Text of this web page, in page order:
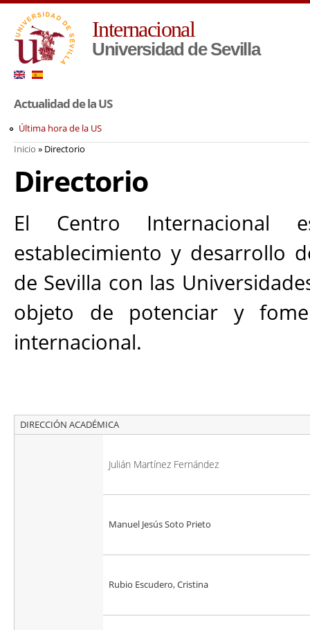
Internacional
Universidad de Sevilla
Actualidad de la US
Última hora de la US
Usted está aquí
Inicio » Directorio
Directorio
El Centro Internacional
establecimiento y desarrollo
de Sevilla con las
objeto de potenciar y
internacional.
DIRECCIÓN ACADÉMICA
Julián Martínez Fernández
Manuel Jesús Soto Prieto
Rubio Escudero, Cristina